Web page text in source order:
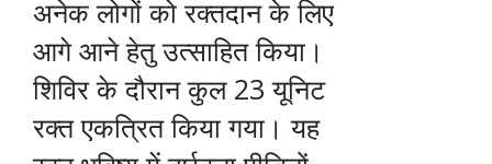
अनेक लोगों को रक्तदान के लिए
आगे आने हेतु उत्साहित किया।
शिविर के दौरान कुल 23 यूनिट
रक्त एकत्रित किया गया। यह